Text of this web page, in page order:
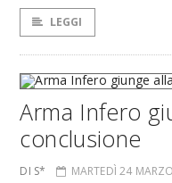
LEGGI
Arma Infero
conclusione
DI S* MARTEDÌ 24